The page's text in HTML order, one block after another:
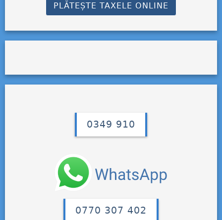
PLĂTEȘTE TAXELE ONLINE
0349 910
0770 307 402